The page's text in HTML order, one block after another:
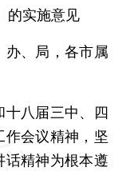
的实施意见
、局，各市属
八届三中、四
作会议精神，坚
话精神为根本遵